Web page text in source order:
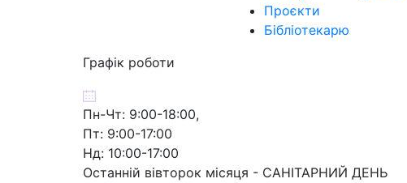
Проєкти
Бібліотекарю
Графік роботи
Пн-Чт: 9:00-18:00,
Пт: 9:00-17:00
Нд: 10:00-17:00
Останній вівторок місяця - САНІТАРНИЙ ДЕНЬ